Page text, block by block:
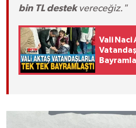
bin TL destekvereceğiz."
Vali Naci